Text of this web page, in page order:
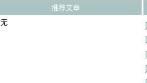
推荐文章
无